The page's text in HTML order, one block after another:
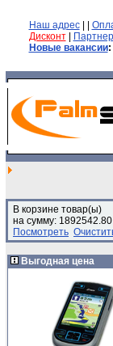
Наш адрес| |
Дисконт|
Новые вакансии:
В корзине товар(ы)
на сумму:
Посмотреть
Выгодная цена